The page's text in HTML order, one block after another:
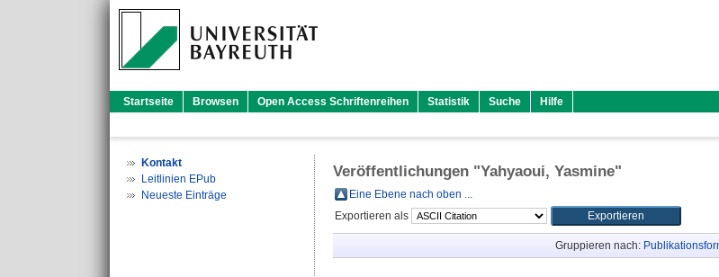
Startseite Browsen Open Access Schriftenreihen Statistik Suche Hilfe
Kontakt
Leitlinien EPub
Neueste Einträge
Veröffentlichungen "Yahyaoui, Yasmine"
Eine Ebene nach oben ...
Exportieren als
Gruppieren nach: